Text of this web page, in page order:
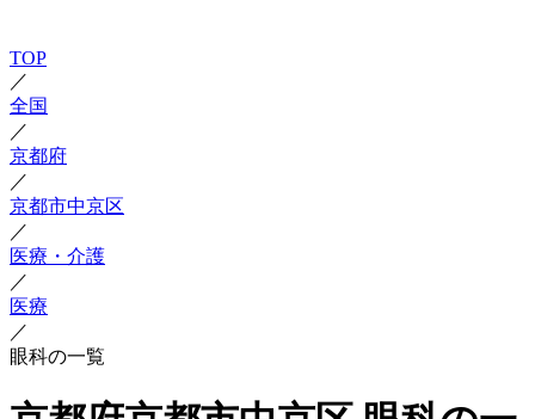
TOP
／
全国
／
京都府
／
京都市中京区
／
医療・介護
／
医療
／
眼科の一覧